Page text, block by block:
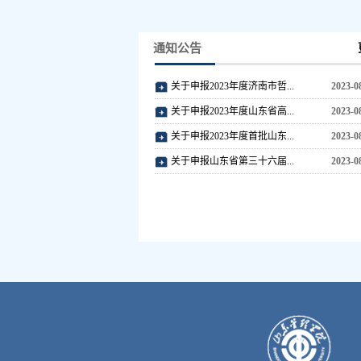
通知公告
关于申报2023年度济南市哲... 2023-
关于申报2023年度山东省高... 2023-
关于申报2023年度首批山东... 2023-
关于申报山东省第三十六届... 2023-